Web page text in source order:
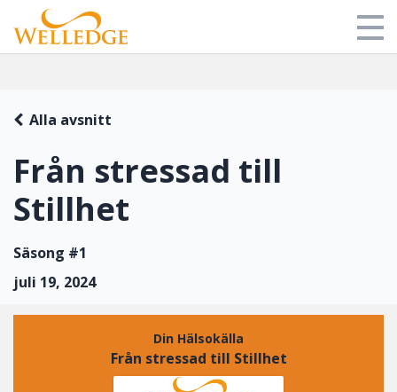
Mitt bibliotek
Om oss
Blog
Login
Från stressad till
Stillhet
Alla avsnitt
Säsong #1
juli 19, 2024